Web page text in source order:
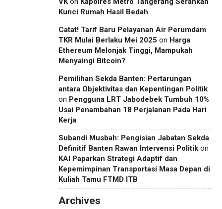
Kunci Rumah Hasil Bedah
Catat! Tarif Baru Pelayanan Air Perumdam
TKR Mulai Berlaku Mei 2025 on Harga
Ethereum Melonjak Tinggi, Mampukah
Menyaingi Bitcoin?
Pemilihan Sekda Banten: Pertarungan
antara Objektivitas dan Kepentingan Politik
on Pengguna LRT Jabodebek Tumbuh 10%
Usai Penambahan 18 Perjalanan Pada Hari
Kerja
Subandi Musbah: Pengisian Jabatan Sekda
Definitif Banten Rawan Intervensi Politik on
KAI Paparkan Strategi Adaptif dan
Kepemimpinan Transportasi Masa Depan di
Kuliah Tamu FTMD ITB
Archives